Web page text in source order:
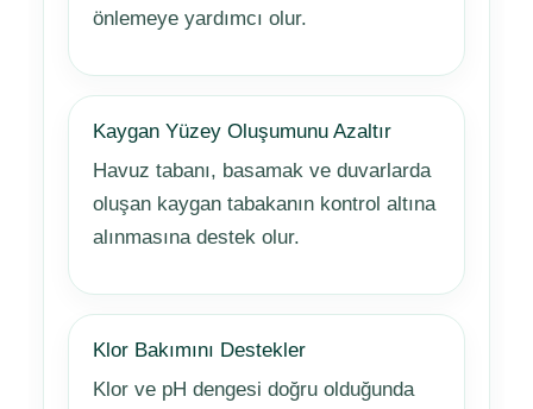
önlemeye yardımcı olur.
Kaygan Yüzey Oluşumunu Azaltır
Havuz tabanı, basamak ve duvarlarda
oluşan kaygan tabakanın kontrol altına
alınmasına destek olur.
Klor Bakımını Destekler
Klor ve pH dengesi doğru olduğunda